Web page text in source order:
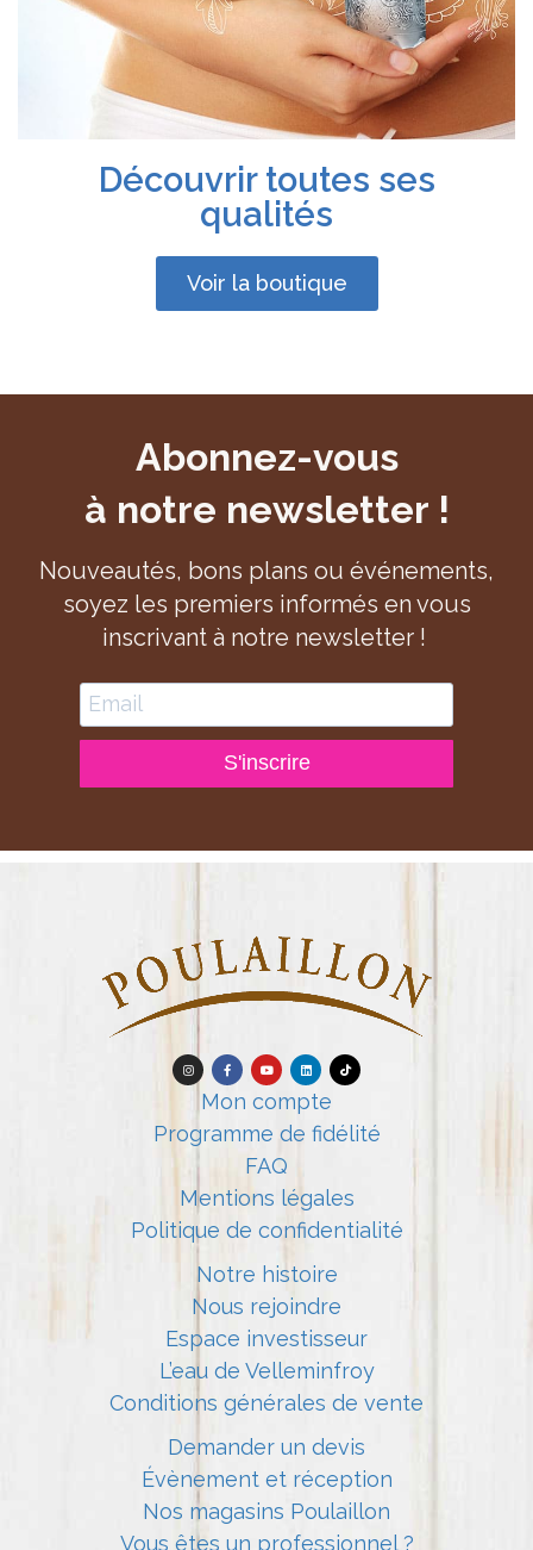
Découvrir toutes ses
qualités
Voir la boutique
Abonnez-vous
à notre newsletter !
Nouveautés, bons plans ou événements,
soyez les premiers informés en vous
inscrivant à notre newsletter !
S'inscrire
Mon compte
Programme de fidélité
FAQ
Mentions légales
Politique de confidentialité
Notre histoire
Nous rejoindre
Espace investisseur
L’eau de Velleminfroy
Conditions générales de vente
Demander un devis
Évènement et réception
Nos magasins Poulaillon
Vous êtes un professionnel ?